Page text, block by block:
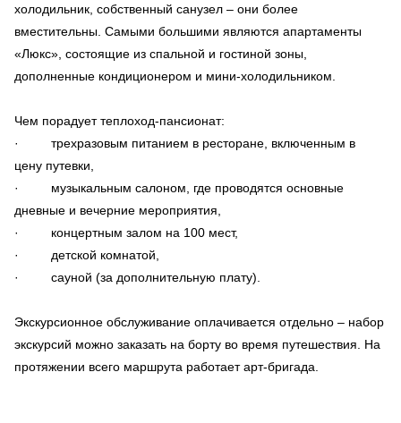
холодильник, собственный санузел – они более
вместительны. Самыми большими являются апартаменты
«Люкс», состоящие из спальной и гостиной зоны,
дополненные кондиционером и мини-холодильником.
Чем порадует теплоход-пансионат:
· трехразовым питанием в ресторане, включенным в
цену путевки,
· музыкальным салоном, где проводятся основные
дневные и вечерние мероприятия,
· концертным залом на 100 мест,
· детской комнатой,
· сауной (за дополнительную плату).
Экскурсионное обслуживание оплачивается отдельно – набор
экскурсий можно заказать на борту во время путешествия. На
протяжении всего маршрута работает арт-бригада.